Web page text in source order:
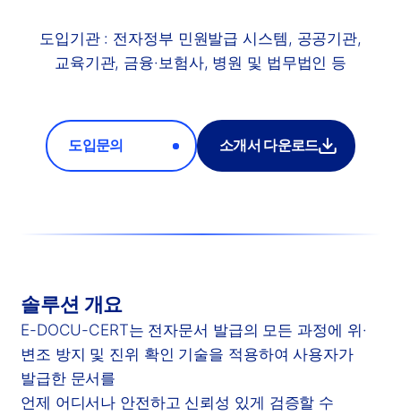
도입기관 : 전자정부 민원발급 시스템, 공공기관,
교육기관, 금융·보험사, 병원 및 법무법인 등
도입문의 소개서 다운로드
솔루션 개요
E-DOCU-CERT는 전자문서 발급의 모든 과정에 위·
변조 방지 및 진위 확인 기술을 적용하여 사용자가
발급한 문서를
언제 어디서나 안전하고 신뢰성 있게 검증할 수